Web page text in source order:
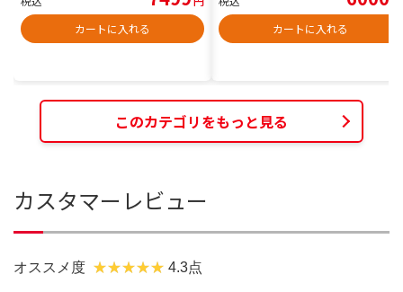
カートに入れる
カートに入れる
このカテゴリをもっと見る
カスタマーレビュー
オススメ度 4.3点